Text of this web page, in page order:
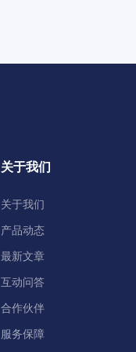
关于我们
关于我们
产品动态
最新文章
互动问答
合作伙伴
服务保障